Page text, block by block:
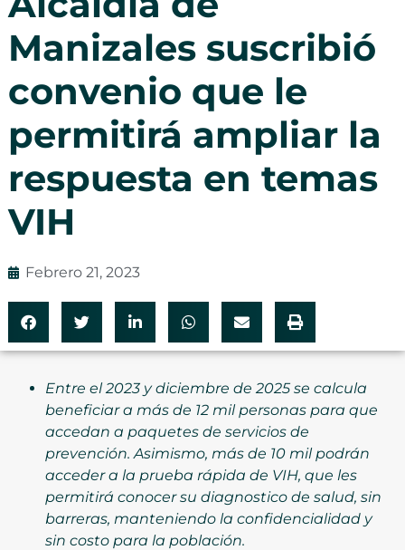
Manizales suscribió
convenio que le
permitirá ampliar la
respuesta en temas
VIH
Febrero 21, 2023
Entre el 2023 y diciembre de 2025 se calcula
beneficiar a más de 12 mil personas para que
accedan a paquetes de servicios de
prevención. Asimismo, más de 10 mil podrán
acceder a la prueba rápida de VIH, que les
permitirá conocer su diagnostico de salud, sin
barreras, manteniendo la confidencialidad y
sin costo para la población.